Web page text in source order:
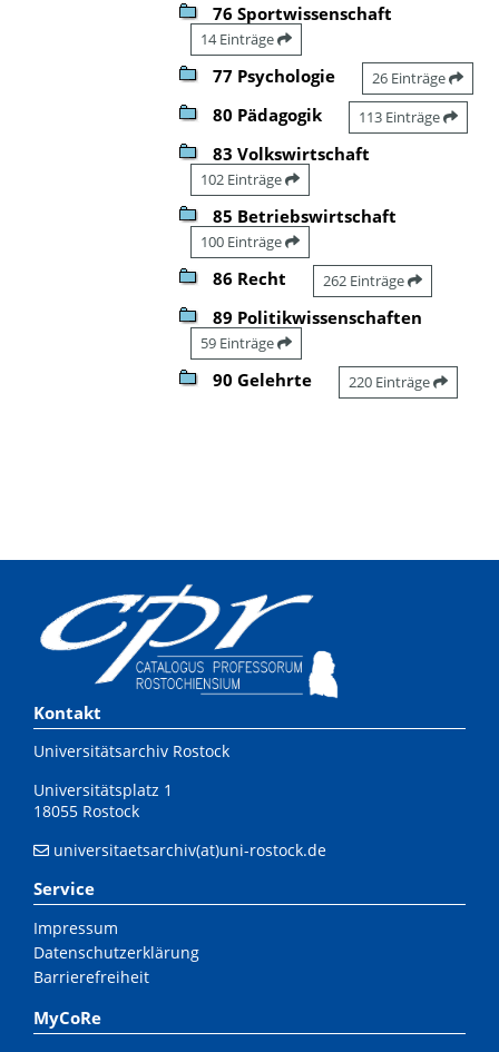
76 Sportwissenschaft
14 Einträge
77 Psychologie 26 Einträge
80 Pädagogik 113 Einträge
83 Volkswirtschaft
102 Einträge
85 Betriebswirtschaft
100 Einträge
86 Recht 262 Einträge
89 Politikwissenschaften
59 Einträge
90 Gelehrte 220 Einträge
Kontakt
Universitätsarchiv Rostock
Universitätsplatz 1
18055 Rostock
universitaetsarchiv(at)uni-rostock.de
Service
Impressum
Datenschutzerklärung
Barrierefreiheit
MyCoRe